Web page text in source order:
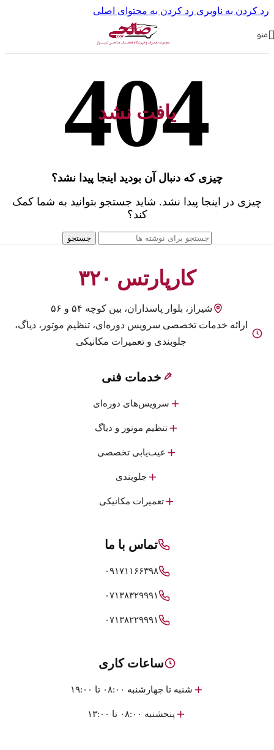
رد کردن به ناوبری رد کردن به محتوای اصلی
منو
یافت نشد
چیزی که دنبال آن بودید اینجا پیدا نشد؟
چیزی در اینجا پیدا نشد. شاید جستجو بتوانید به شما کمک
کند؟
جستجو
کارپارتس ۳۲۰
شیراز، بلوار پاسداران، بین کوچه ۵۴ و ۵۶
ارائه خدمات تخصصی سرویس دوره‌ای، تنظیم موتور، دیاگ،
جلوبندی و تعمیرات مکانیکی
خدمات فنی
سرویس‌های دوره‌ای
تنظیم موتور و دیاگ
عیب‌یابی تخصصی
جلوبندی
تعمیرات مکانیکی
تماس با ما
۰۹۱۷۱۱۶۶۳۹۸
۰۷۱۳۸۳۲۹۹۹۱
۰۷۱۳۸۲۲۹۹۹۱
ساعات کاری
شنبه تا چهارشنبه ۰۸:۰۰ تا ۱۹:۰۰
پنجشنبه ۰۸:۰۰ تا ۱۳:۰۰